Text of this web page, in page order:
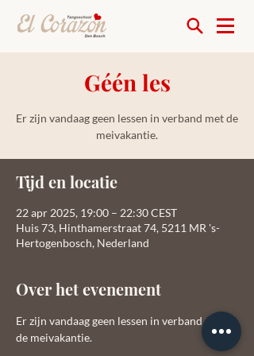
Géén les
Er zijn vandaag geen lessen in verband met de
meivakantie.
Tijd en locatie
22 apr 2025, 19:00 – 22:30 CEST
Huis 73, Hinthamerstraat 74, 5211 MR 's-
Hertogenbosch, Nederland
Over het evenement
Er zijn vandaag geen lessen in verband met
de meivakantie.